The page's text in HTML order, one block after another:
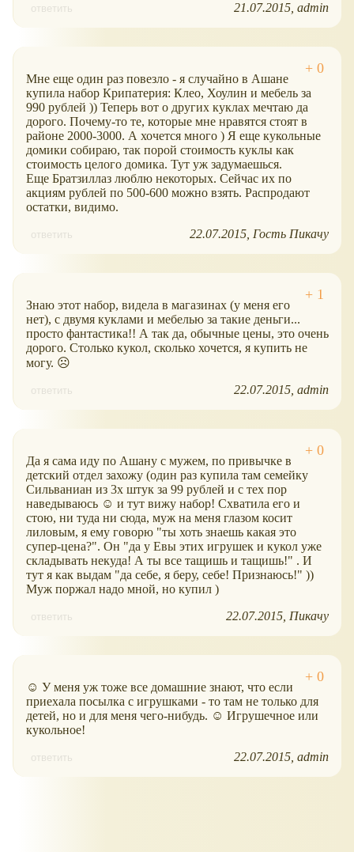
ответить 21.07.2015 admin
Мне еще один раз повезло - я случайно в Ашане
купила набор Крипатерия: Клео, Хоулин и мебель за
990 рублей )) Теперь вот о других куклах мечтаю да
дорого. Почему-то те, которые мне нравятся стоят в
районе 2000-3000. А хочется много ) Я еще кукольные
домики собираю, так порой стоимость куклы как
стоимость целого домика. Тут уж задумаешься.
Еще Братзиллаз люблю некоторых. Сейчас их по
акциям рублей по 500-600 можно взять. Распродают
остатки, видимо.
ответить 22.07.2015 Гость Пикачу
Знаю этот набор, видела в магазинах (у меня его
нет), с двумя куклами и мебелью за такие деньги...
просто фантастика!! А так да, обычные цены, это очень
дорого. Столько кукол, сколько хочется, я купить не
могу. ☹
ответить 22.07.2015 admin
Да я сама иду по Ашану с мужем, по привычке в
детский отдел захожу (один раз купила там семейку
Сильваниан из 3х штук за 99 рублей и с тех пор
наведываюсь ☺ и тут вижу набор! Схватила его и
стою, ни туда ни сюда, муж на меня глазом косит
лиловым, я ему говорю "ты хоть знаешь какая это
супер-цена?". Он "да у Евы этих игрушек и кукол уже
складывать некуда! А ты все тащишь и тащишь!" . И
тут я как выдам "да себе, я беру, себе! Признаюсь!" ))
Муж поржал надо мной, но купил )
ответить 22.07.2015 Пикачу
☺ У меня уж тоже все домашние знают, что если
приехала посылка с игрушками - то там не только для
детей, но и для меня чего-нибудь. ☺ Игрушечное или
кукольное!
ответить 22.07.2015 admin